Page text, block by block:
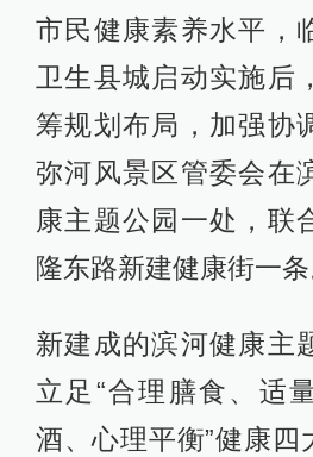
市民健康素养水平，
卫生县城启动实施后
筹规划布局，加强协
弥河风景区管委会在
康主题公园一处，联
隆东路新建健康街一条
新建成的滨河健康主
立足“合理膳食、适
酒、心理平衡”健康四